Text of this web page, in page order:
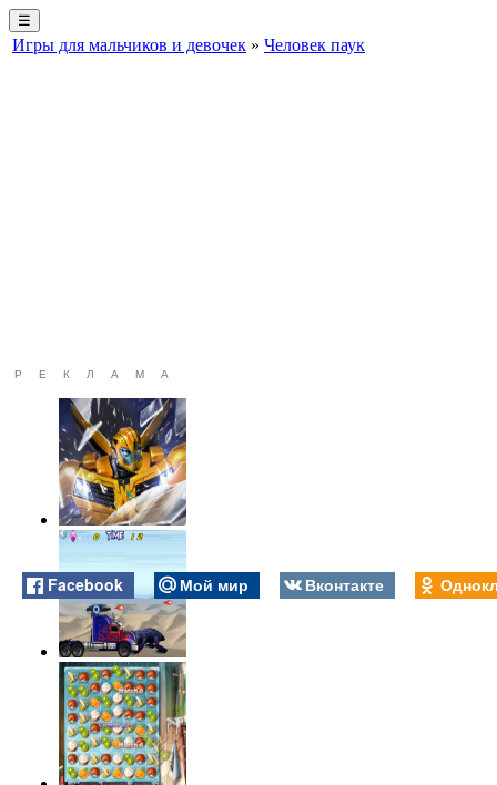
☰
Игры для мальчиков и девочек » Человек паук
РЕКЛАМА
Facebook Мой мир Вконтакте